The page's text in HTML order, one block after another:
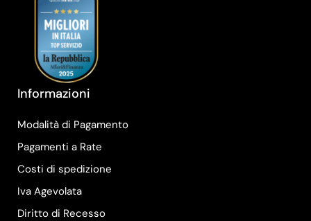
Informazioni
Modalità di Pagamento
Pagamenti a Rate
Costi di spedizione
Iva Agevolata
Diritto di Recesso